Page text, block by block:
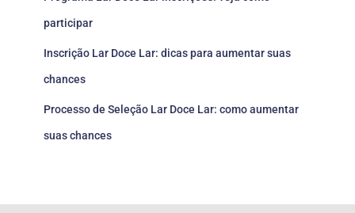
participar
Inscrição Lar Doce Lar: dicas para aumentar suas
chances
Processo de Seleção Lar Doce Lar: como aumentar
suas chances